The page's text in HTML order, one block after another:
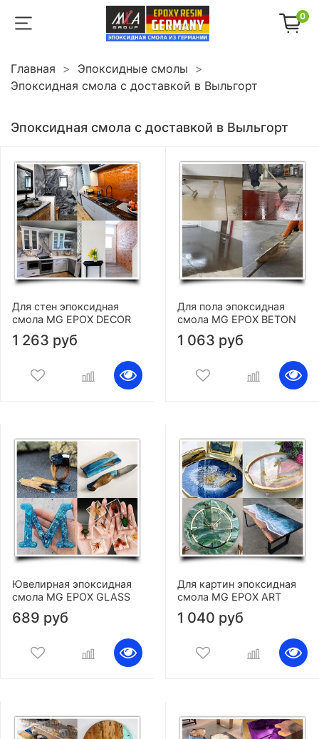
0
Главная
Эпоксидные смолы
Эпоксидная смола с доставкой в Выльгорт
Эпоксидная смола с доставкой в Выльгорт
Для стен эпоксидная
смола MG EPOX DECOR
1 263 руб
Для пола эпоксидная
смола MG EPOX BETON
1 063 руб
Ювелирная эпоксидная
смола MG EPOX GLASS
689 руб
Для картин эпоксидная
смола MG EPOX ART
1 040 руб